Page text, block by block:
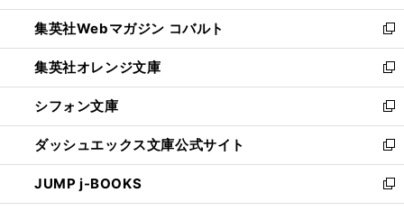
開
く
ウ
で
開
く
ン
ド
ウ
で
開
く
ウ
ィ
ン
ド
ウ
で
開
く
集英社Webマガジン コバルト
新
し
い
ウ
ィ
ン
ド
ウ
で
開
集英社オレンジ文庫
新
し
い
ウ
ィ
ン
ド
ウ
シフォン文庫
新
し
い
ウ
ィ
ン
ダッシュエックス文庫公式サイト
新
し
い
ウ
JUMP j-BOOKS
新
し